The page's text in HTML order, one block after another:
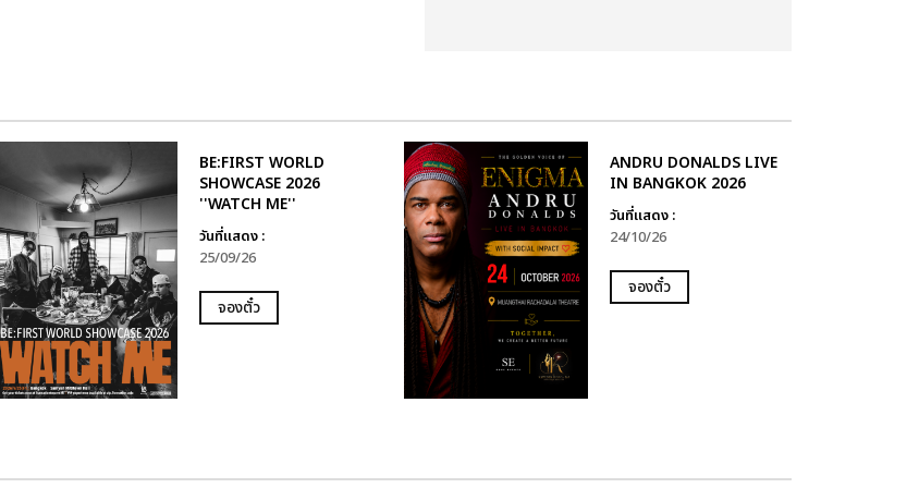
BE:FIRST WORLD
SHOWCASE 2026
''WATCH ME''
วันที่แสดง :
25/09/26
จองตั๋ว
ANDRU DONALDS LIVE
IN BANGKOK 2026
วันที่แสดง :
24/10/26
จองตั๋ว